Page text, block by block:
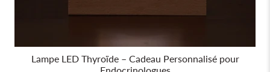
Lampe LED Thyroïde – Cadeau Personnalisé pour